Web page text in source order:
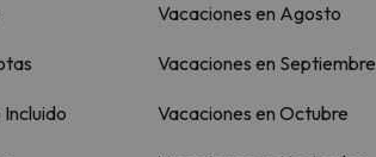
Vacaciones en Agosto
Vacaciones en Septiembre
Vacaciones en Octubre